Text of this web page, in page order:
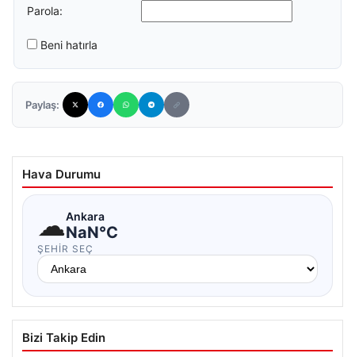
Parola:
Beni hatırla
Paylaş:
Hava Durumu
☁Ankara
NaN°C
ŞEHIR SEÇ
Bizi Takip Edin